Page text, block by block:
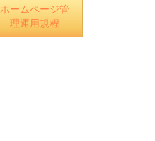
ホームページ管
理運用規程